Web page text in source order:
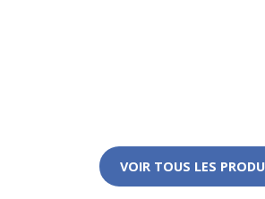
VOIR TOUS LES